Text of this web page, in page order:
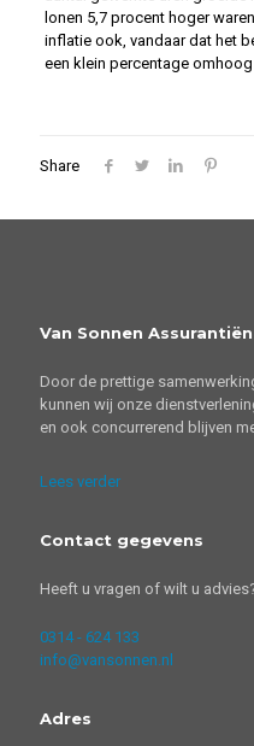
lonen 5,7 procent hoger
inflatie ook, vandaar dat het
een klein percentage
Share
Van Sonnen Assurantiën
Door de prettige
kunnen wij onze
en ook concurrerend blijven
Lees verder
Contact gegevens
Heeft u vragen of wilt u
0314 - 624 133
info@vansonnen.nl
Adres